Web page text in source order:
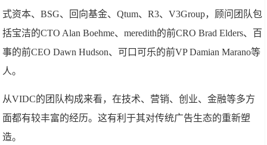
式资本、BSG、回向基金、Qtum、R3、V3Group，顾问团队包
括宝洁的CTO Alan Boehme、meredith的前CRO Brad Elders、百
事的前CEO Dawn Hudson、可口可乐的前VP Damian Marano等
人。
从VIDC的团队构成来看，在技术、营销、创业、金融等多方
面都有较丰富的经历。这有利于其对传统广告生态的重新塑
造。